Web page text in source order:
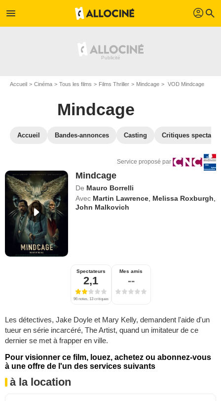
menu profil search
Accueil Cinéma Tous les films Films Thriller Mindcage VOD Mindcage
Mindcage
Accueil Bandes-annonces Casting Critiques
Service proposé par
Mindcage
De Mauro Borrelli
Avec Martin Lawrence Melissa Roxburgh
John Malkovich
Spectateurs
2,1
96 notes, 13 critiques
Mes amis
--
Les détectives, Jake Doyle et Mary Kelly, demandent l'aide d'un
tueur en série incarcéré, The Artist, quand un imitateur de ce
dernier se met à frapper en ville.
Pour visionner ce film, louez, achetez ou abonnez-vous
à une offre de l'un des services suivants
à la location